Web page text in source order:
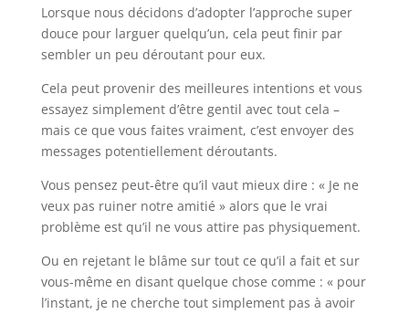
Lorsque nous décidons d’adopter l’approche super
douce pour larguer quelqu’un, cela peut finir par
sembler un peu déroutant pour eux.
Cela peut provenir des meilleures intentions et vous
essayez simplement d’être gentil avec tout cela –
mais ce que vous faites vraiment, c’est envoyer des
messages potentiellement déroutants.
Vous pensez peut-être qu’il vaut mieux dire : « Je ne
veux pas ruiner notre amitié » alors que le vrai
problème est qu’il ne vous attire pas physiquement.
Ou en rejetant le blâme sur tout ce qu’il a fait et sur
vous-même en disant quelque chose comme : « pour
l’instant, je ne cherche tout simplement pas à avoir